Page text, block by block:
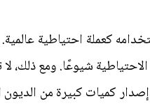
كعملة احتياطية
الاحتياطية شيوعًا. ومع ذلك،
إصدار كميات كبيرة من